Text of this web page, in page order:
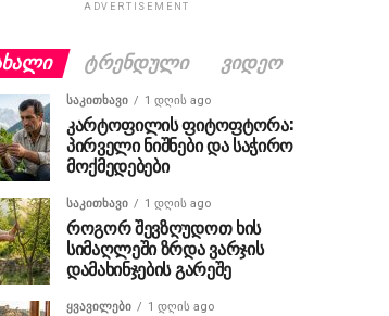
ADVERTISEMENT
ᲢᲠᲔᲜᲓᲣᲚᲘ ᲕᲘᲓᲔᲝ
ᲡᲐᲙᲘᲗᲮᲐᲕᲘ 1 დღის ago
კარტოფილის ფიტოფტორა:
პირველი ნიშნები და საჭირო
მოქმედებები
ᲡᲐᲙᲘᲗᲮᲐᲕᲘ 1 დღის ago
როგორ შევზღუდოთ ხის
სიმაღლეში ზრდა ვარჯის
დამახინჯების გარეშე
ᲧᲕᲐᲕᲘᲚᲔᲑᲘ 1 დღის ago